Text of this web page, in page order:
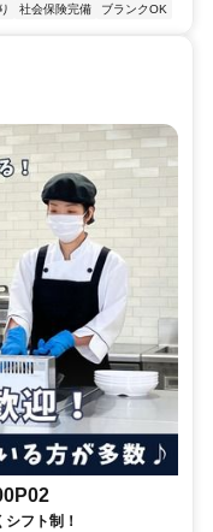
社会保険完備 ブランクOK
フト制！